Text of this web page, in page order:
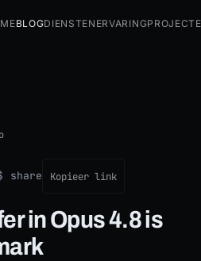
BlogDienstenErvaring
share Kopieer link
in Opus 4.8 is